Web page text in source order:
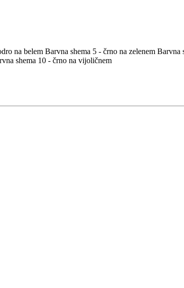
na belem Barvna shema 5 - črno na zelenem Barvna
shema 10 - črno na vijoličnem